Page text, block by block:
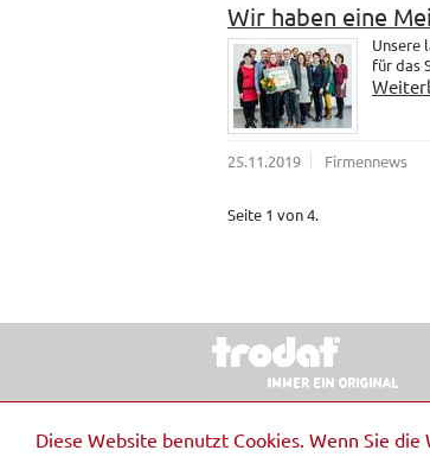
Diese Website benutzt Cookies. Wenn Sie
Wir haben eine
Unsere
für das
25.11.2019 Firmennews
Seite 1 von 4.
© 2026 Stempel & Schilder